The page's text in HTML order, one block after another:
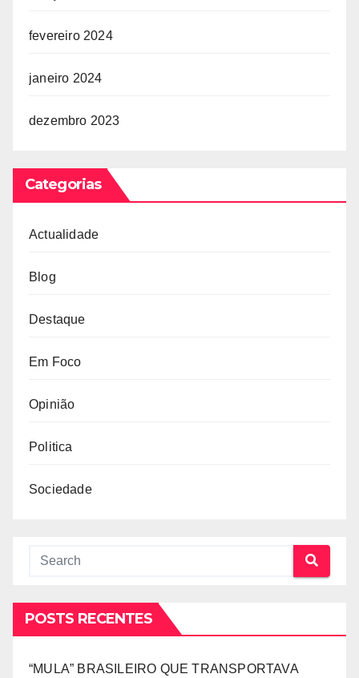
fevereiro 2024
janeiro 2024
dezembro 2023
Categorias
Actualidade
Blog
Destaque
Em Foco
Opinião
Politica
Sociedade
POSTS RECENTES
“MULA” BRASILEIRO QUE TRANSPORTAVA